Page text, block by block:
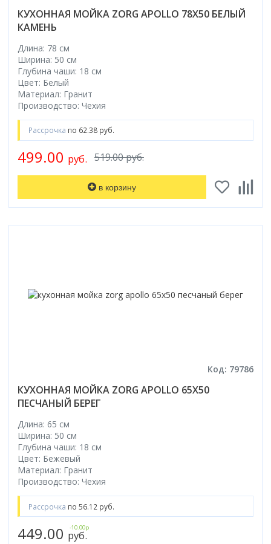
КУХОННАЯ МОЙКА ZORG APOLLO 78X50 БЕЛЫЙ
КАМЕНЬ
Длина: 78 см
Ширина: 50 см
Глубина чаши: 18 см
Цвет: Белый
Материал: Гранит
Производство: Чехия
Рассрочка по 62.38 руб.
519.00 руб.
499.00 руб.
в корзину
Код: 79786
КУХОННАЯ МОЙКА ZORG APOLLO 65X50
ПЕСЧАНЫЙ БЕРЕГ
Длина: 65 см
Ширина: 50 см
Глубина чаши: 18 см
Цвет: Бежевый
Материал: Гранит
Производство: Чехия
Рассрочка по 56.12 руб.
449.00 руб.
-10.00р